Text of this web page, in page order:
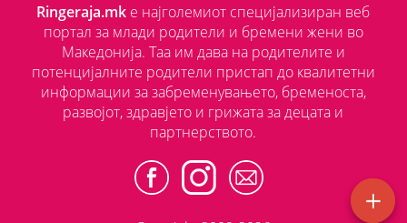
Ringeraja.mk е најголемиот специјализиран веб
портал за млади родители и бремени жени во
Македонија. Таа им дава на родителите и
потенцијалните родители пристап до квалитетни
информации за забременувањето, бременоста,
развојот, здравјето и грижата за децата и
партнерството.